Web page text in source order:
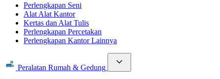
Perlengkapan Seni
Alat Alat Kantor
Kertas dan Alat Tulis
Perlengkapan Percetakan
Perlengkapan Kantor Lainnya
Peralatan Rumah & Gedung